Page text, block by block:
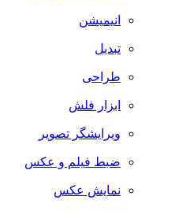
انیمیشن
تبدیل
طراحی
ابزار فلش
ویرایشگر تصویر
ضبط فيلم و عكس
نمایش عکس